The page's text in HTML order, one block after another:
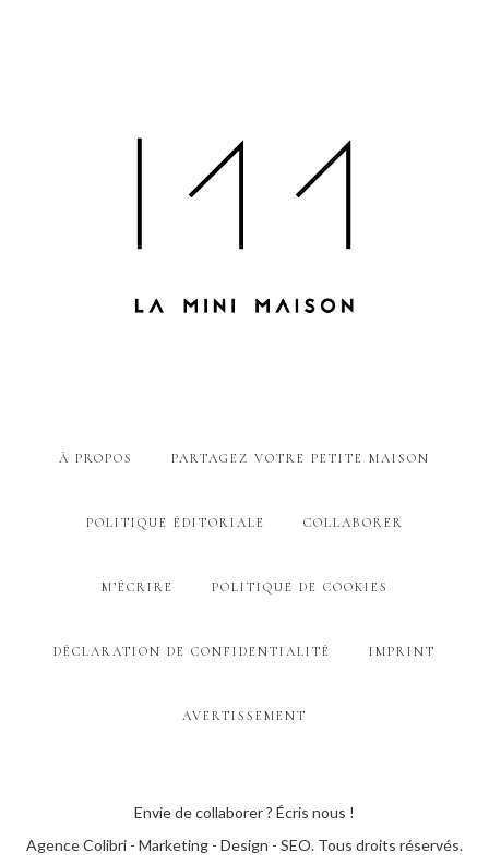
À PROPOS PARTAGEZ VOTRE PETITE MAISON
POLITIQUE ÉDITORIALE COLLABORER
M’ÉCRIRE POLITIQUE DE COOKIES
DÉCLARATION DE CONFIDENTIALITÉ IMPRINT
AVERTISSEMENT
Envie de collaborer ? Écris nous !
Agence Colibri - Marketing - Design - SEO. Tous droits réservés.